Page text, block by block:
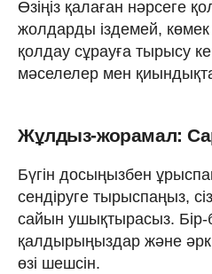
Өзіңіз қалаған нәрсеге
жолдарды іздемей,
қолдау сұрауға тырысу
мәселелер мен
Жұлдыз-жорамал:
Бүгін досыңызбен
сендіруге тырыспаңыз,
сайын ушықтырасыз. Бір-
қалдырыңыздар және
өзі шешсін.